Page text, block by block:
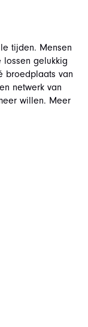
tijden. Mensen
gelukkig
broedplaats van
netwerk van
willen. Meer